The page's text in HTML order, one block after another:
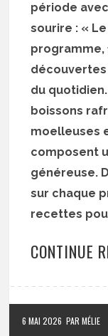
période
sourire : «
programme,
du
boissons
moelleuses
composent
généreuse.
sur chaque
recettes
CONTINUE
6 MAI 2026 PAR MÉLIE